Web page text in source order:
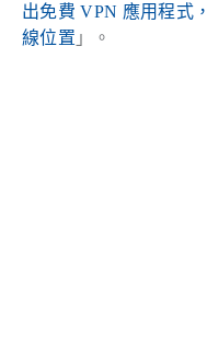
出免費 VPN 應用程式
線位置 」。